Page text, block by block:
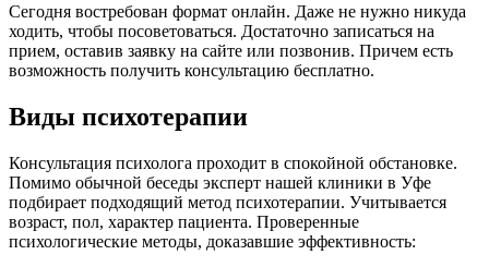
Сегодня востребован формат онлайн. Даже не нужно никуда
ходить, чтобы посоветоваться. Достаточно записаться на
прием, оставив заявку на сайте или позвонив. Причем есть
возможность получить консультацию бесплатно.
Виды психотерапии
Консультация психолога проходит в спокойной обстановке.
Помимо обычной беседы эксперт нашей клиники в Уфе
подбирает подходящий метод психотерапии. Учитывается
возраст, пол, характер пациента. Проверенные
психологические методы, доказавшие эффективность: